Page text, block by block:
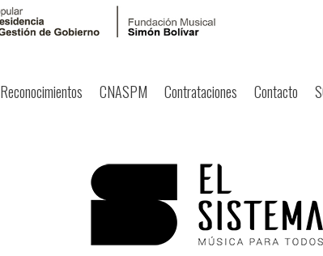
Reconocimientos CNASPM Contrataciones Contacto